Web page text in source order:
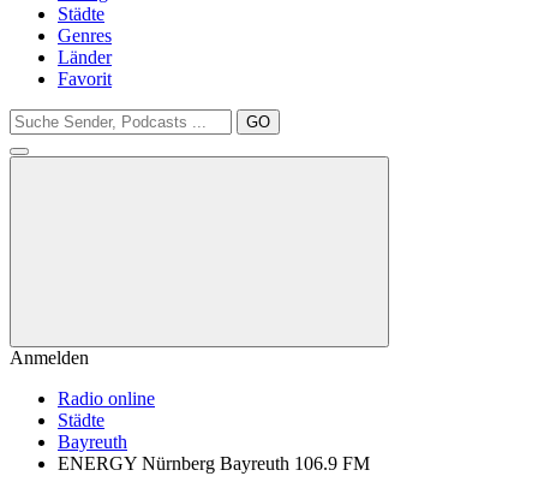
Städte
Genres
Länder
Favorit
GO
Anmelden
Radio online
Städte
Bayreuth
ENERGY Nürnberg Bayreuth 106.9 FM